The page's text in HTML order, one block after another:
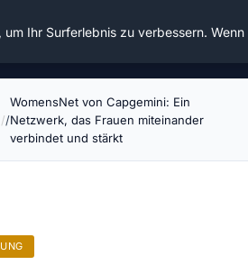
WomensNet von Capgemini: Ein
Netzwerk, das Frauen miteinander
verbindet und stärkt
um Ihr Surferlebnis zu verbessern.